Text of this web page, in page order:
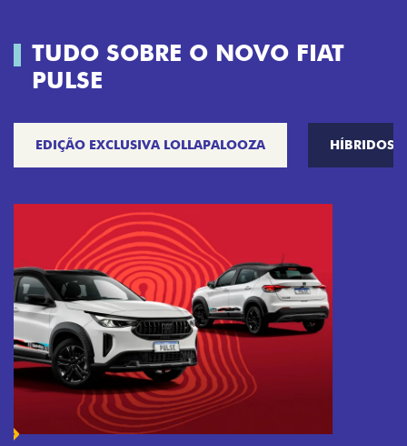
TUDO SOBRE O NOVO FIAT
PULSE
EDIÇÃO EXCLUSIVA LOLLAPALOOZA HÍBRIDOS
Previous
Next
Próximo